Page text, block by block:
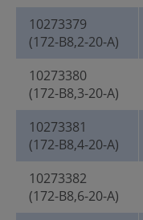
10273379
(172-B8,2-20-A)
10273380
(172-B8,3-20-A)
10273381
(172-B8,4-20-A)
10273382
(172-B8,6-20-A)